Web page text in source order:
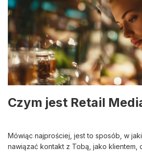
Czym jest Retail
Mówiąc najprościej, jest to sposób, w
nawiązać kontakt z Tobą, jako klientem,